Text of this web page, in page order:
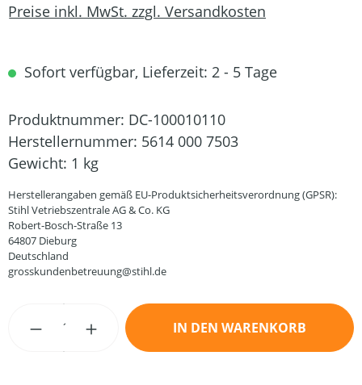
Preise inkl. MwSt. zzgl. Versandkosten
Sofort verfügbar, Lieferzeit: 2 - 5 Tage
Produktnummer: DC-100010110
Herstellernummer: 5614 000 7503
Gewicht: 1 kg
Herstellerangaben gemäß EU-Produktsicherheitsverordnung (GPSR):
Stihl Vetriebszentrale AG & Co. KG
Robert-Bosch-Straße 13
64807 Dieburg
Deutschland
grosskundenbetreuung@stihl.de
Produkt Anzahl: Gib den gewünschten
IN DEN WARENKORB